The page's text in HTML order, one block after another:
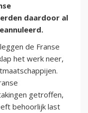
daardoor al
de Franse
het werk neer,
getroffen,
behoorlijk last